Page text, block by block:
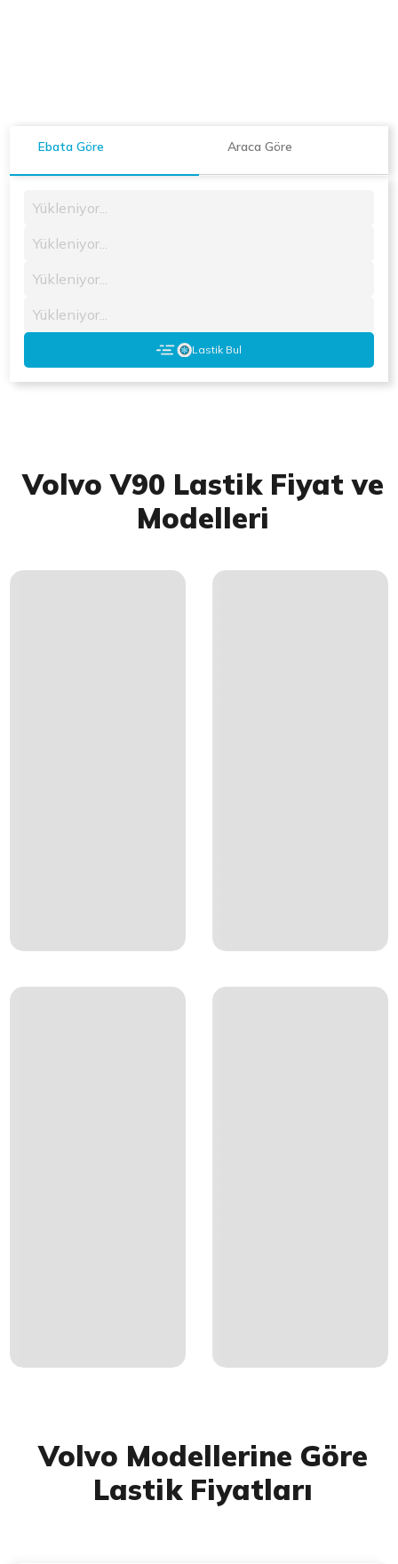
Ebata Göre Araca Göre
Yükleniyor...
Yükleniyor...
Yükleniyor...
Yükleniyor...
Lastik Bul
Volvo V90 Lastik Fiyat ve
Modelleri
Volvo Modellerine Göre
Lastik Fiyatları